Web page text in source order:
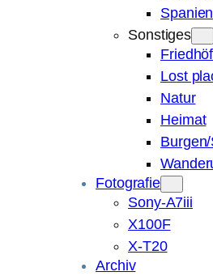
Spanien
Sonstiges
Lost
Natur
Heimat
Fotografie
Sony-A7iii
X100F
X-T20
Archiv